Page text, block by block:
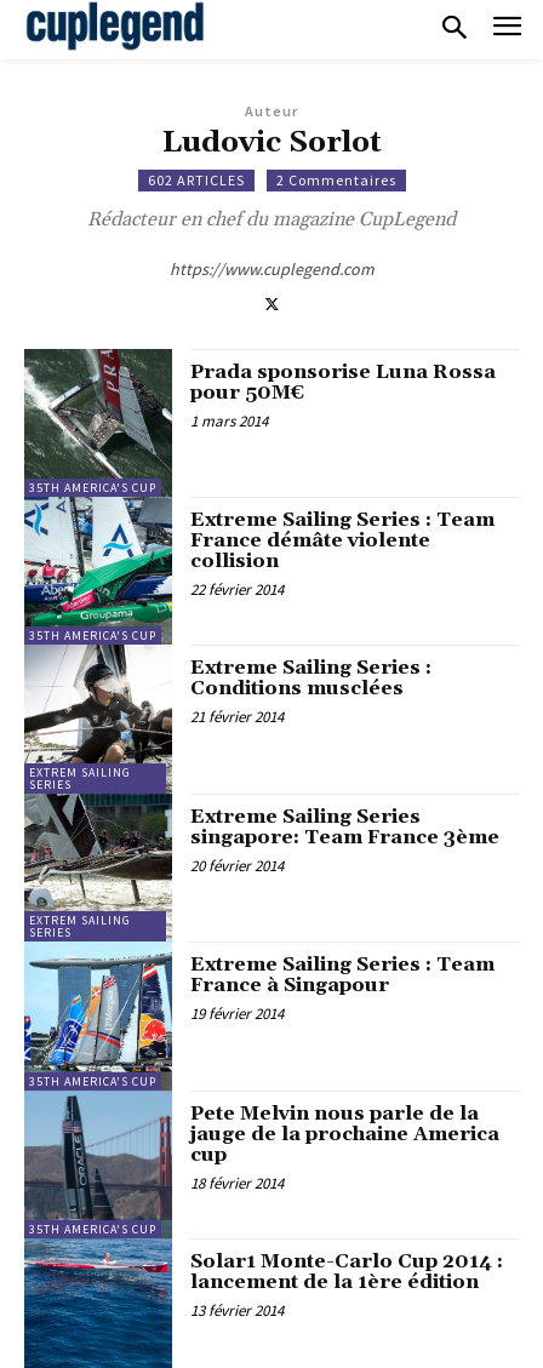
Auteur
Ludovic Sorlot
602 ARTICLES 2 Commentaires
Rédacteur en chef du magazine CupLegend
https://www.cuplegend.com
35TH AMERICA'S CUP
Prada sponsorise Luna Rossa
pour 50M€
1 mars 2014
35TH AMERICA'S CUP
Extreme Sailing Series : Team
France démâte violente
collision
22 février 2014
EXTREM SAILING
SERIES
Extreme Sailing Series :
Conditions musclées
21 février 2014
EXTREM SAILING
SERIES
Extreme Sailing Series
singapore: Team France 3ème
20 février 2014
35TH AMERICA'S CUP
Extreme Sailing Series : Team
France à Singapour
19 février 2014
35TH AMERICA'S CUP
Pete Melvin nous parle de la
jauge de la prochaine America
cup
18 février 2014
Solar1 Monte-Carlo Cup 2014 :
lancement de la 1ère édition
13 février 2014